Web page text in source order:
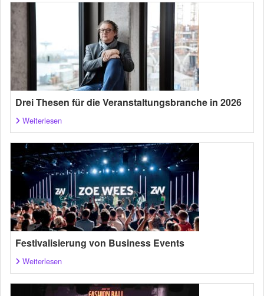
Drei Thesen für die Veranstaltungsbranche in 2026
Weiterlesen
Festivalisierung von Business Events
Weiterlesen